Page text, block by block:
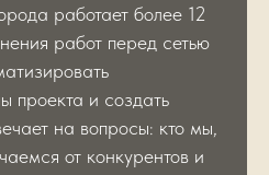
работает более 12
работ перед сетью
проекта и создать
на вопросы: кто мы,
от конкурентов и